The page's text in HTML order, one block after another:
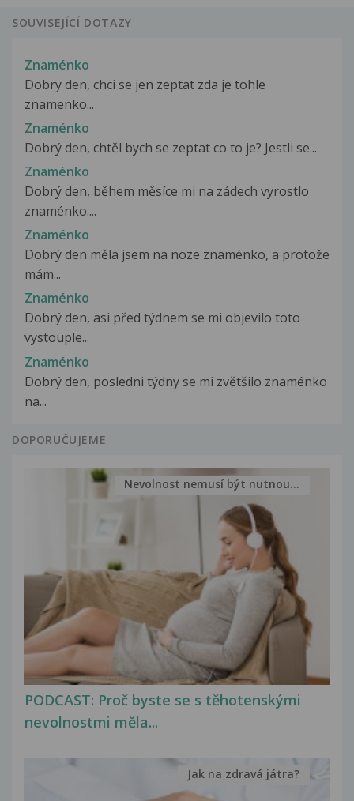
SOUVISEJÍCÍ DOTAZY
Znaménko
Dobry den, chci se jen zeptat zda je tohle
znamenko...
Znaménko
Dobrý den, chtěl bych se zeptat co to je? Jestli se...
Znaménko
Dobrý den, během měsíce mi na zádech vyrostlo
znaménko....
Znaménko
Dobrý den měla jsem na noze znaménko, a protože
mám...
Znaménko
Dobrý den, asi před týdnem se mi objevilo toto
vystouple...
Znaménko
Dobrý den, posledni týdny se mi zvětšilo znaménko
na...
DOPORUČUJEME
PODCAST: Proč byste se s těhotenskými
nevolnostmi měla...
Nevolnost nemusí být nutnou...
Jak na zdravá játra?